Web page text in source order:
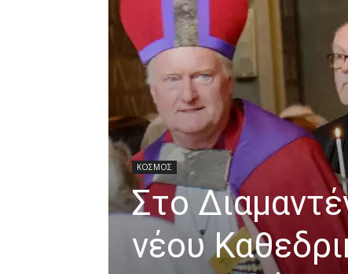
ΚΟΣΜΟΣ
Στο
νέου